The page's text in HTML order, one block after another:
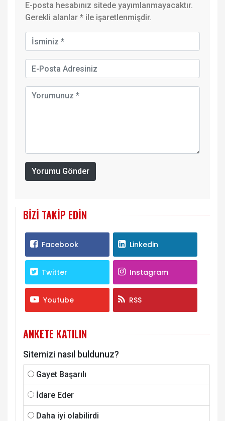
E-posta hesabınız sitede yayımlanmayacaktır.
Gerekli alanlar * ile işaretlenmişdir.
Yorumu Gönder
BIZI TAKIP EDIN
Facebook Linkedin
Twitter Instagram
Youtube RSS
ANKETE KATILIN
Sitemizi nasıl buldunuz?
Gayet Başarılı
İdare Eder
Daha iyi olabilirdi